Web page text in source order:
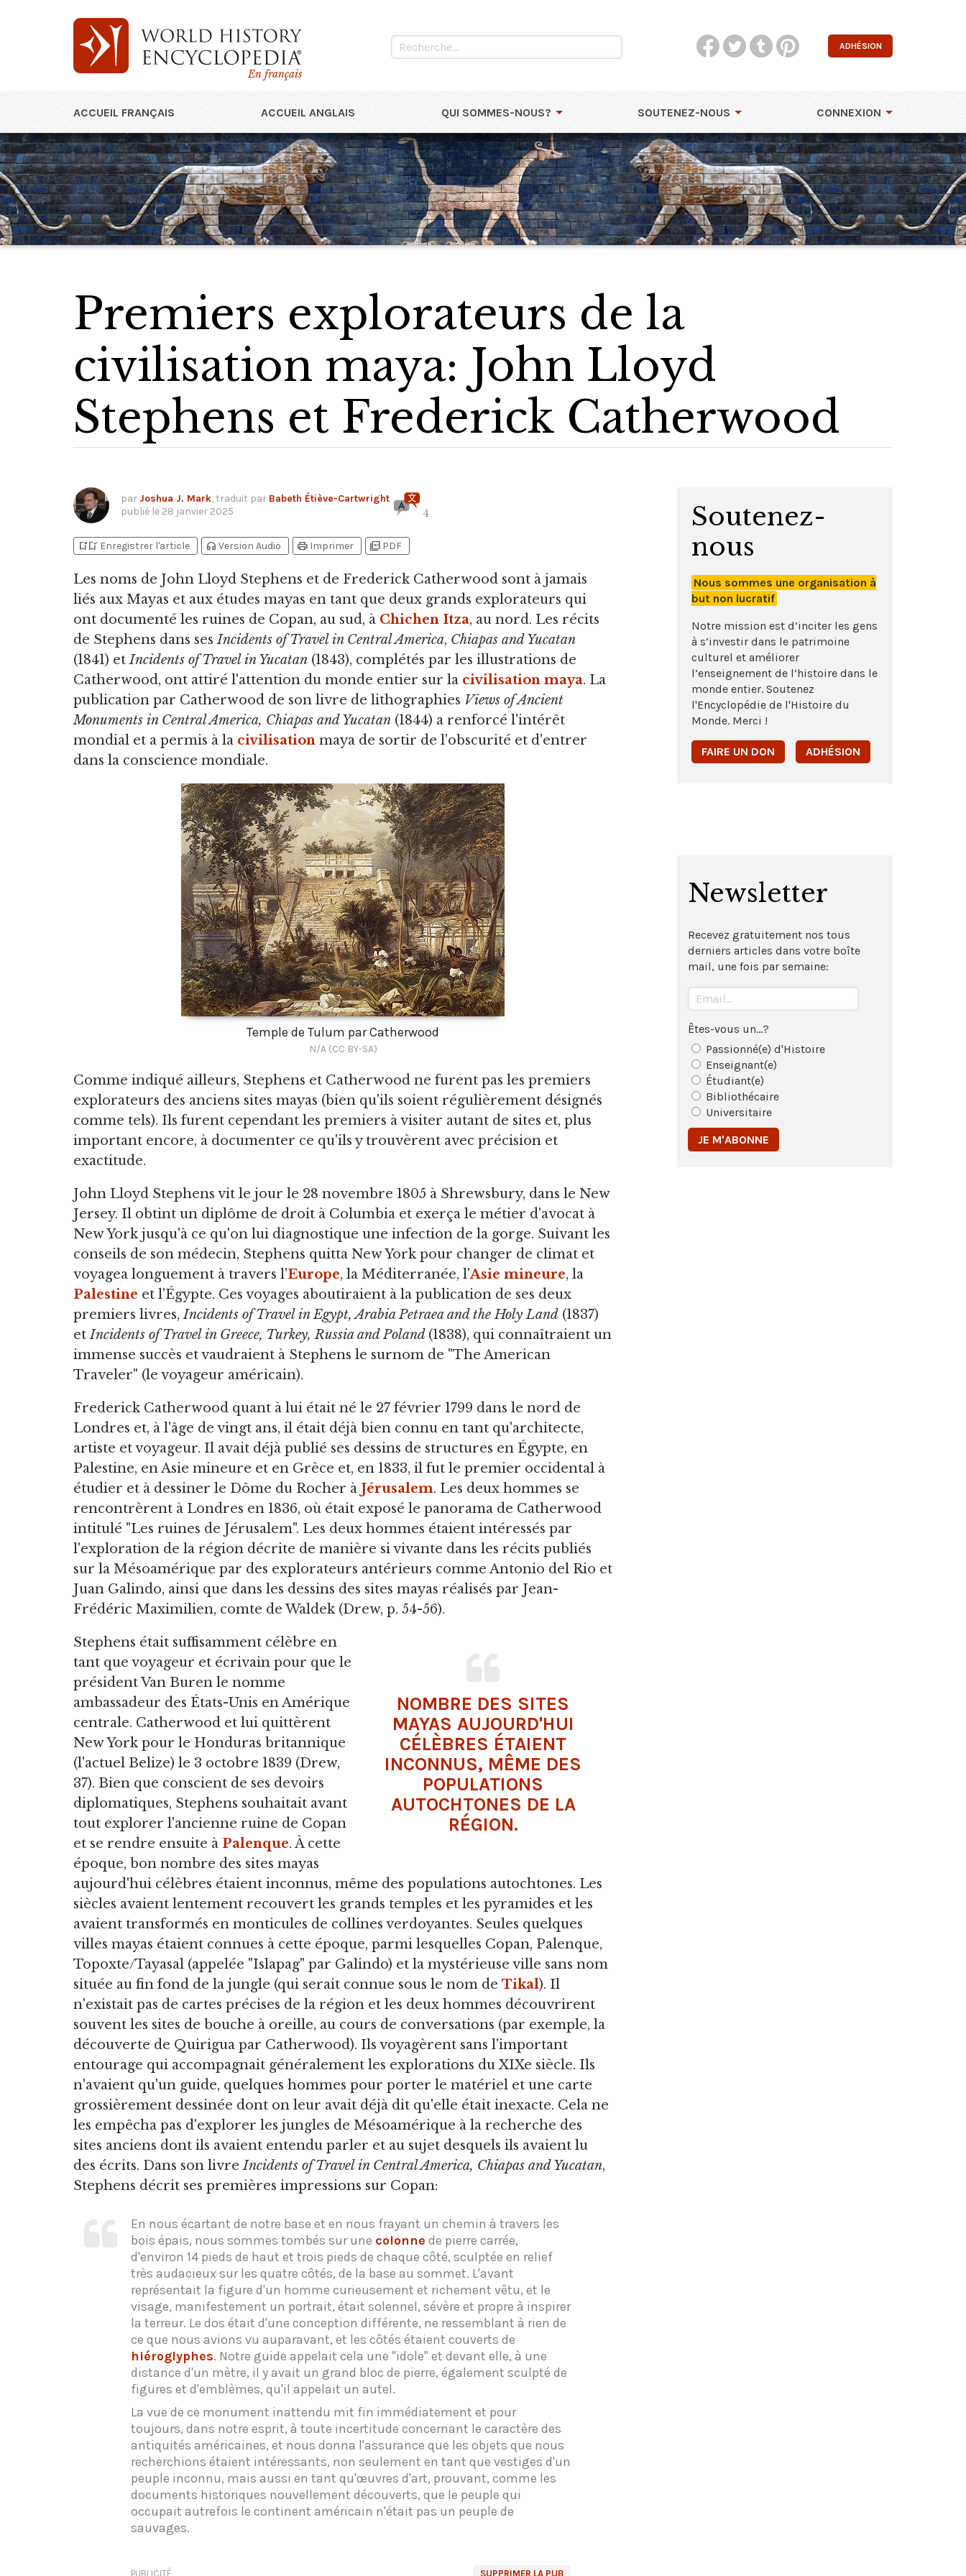
En français
ADHÉSION
ACCUEIL FRANÇAIS ACCUEIL ANGLAIS QUI SOMMES-NOUS? SOUTENEZ-NOUS CONNEXION
Premiers explorateurs de la
civilisation maya: John Lloyd
Stephens et Frederick Catherwood
par Joshua J. Mark, traduit par Babeth Étiève-Cartwright
publié le 28 janvier 2025 4
bookmark_addbookmark_added Enregistrer l'article headphones Version Audio print Imprimer picture_as_pdf PDF
Les noms de John Lloyd Stephens et de Frederick Catherwood sont à jamais
liés aux Mayas et aux études mayas en tant que deux grands explorateurs qui
ont documenté les ruines de Copan, au sud, à Chichen Itza, au nord. Les récits
de Stephens dans sesIncidents of Travel in Central America, Chiapas and Yucatan
(1841) etIncidents of Travel in Yucatan (1843), complétés par les illustrations de
Catherwood, ont attiré l'attention du monde entier sur la civilisation maya. La
publication par Catherwood de son livre de lithographies Views of Ancient
Monuments in Central America, Chiapas and Yucatan (1844) a renforcé l'intérêt
mondial et a permis à la civilisation maya de sortir de l'obscurité et d'entrer
dans la conscience mondiale.
Temple de Tulum par Catherwood
N/A (CC BY-SA)
Comme indiqué ailleurs, Stephens et Catherwood ne furent pas les premiers
explorateurs des anciens sites mayas (bien qu'ils soient régulièrement désignés
comme tels). Ils furent cependant les premiers à visiter autant de sites et, plus
important encore, à documenter ce qu'ils y trouvèrent avec précision et
exactitude.
John Lloyd Stephens vit le jour le 28 novembre 1805 à Shrewsbury, dans le New
Jersey. Il obtint un diplôme de droit à Columbia et exerça le métier d'avocat à
New York jusqu'à ce qu'on lui diagnostique une infection de la gorge. Suivant les
conseils de son médecin, Stephens quitta New York pour changer de climat et
voyagea longuement à travers l'Europe, la Méditerranée, l'Asie mineure, la
Palestine et l'Égypte. Ces voyages aboutiraient à la publication de ses deux
premiers livres,Incidents of Travel in Egypt, Arabia Petraea and the Holy Land (1837)
etIncidents of Travel in Greece, Turkey, Russia and Poland (1838), qui connaîtraient un
immense succès et vaudraient à Stephens le surnom de "The American
Traveler" (le voyageur américain).
Frederick Catherwood quant à lui était né le 27 février 1799 dans le nord de
Londres et, à l'âge de vingt ans, il était déjà bien connu en tant qu'architecte,
artiste et voyageur. Il avait déjà publié ses dessins de structures en Égypte, en
Palestine, en Asie mineure et en Grèce et, en 1833, il fut le premier occidental à
étudier et à dessiner le Dôme du Rocher à Jérusalem. Les deux hommes se
rencontrèrent à Londres en 1836, où était exposé le panorama de Catherwood
intitulé "Les ruines de Jérusalem". Les deux hommes étaient intéressés par
l'exploration de la région décrite de manière si vivante dans les récits publiés
sur la Mésoamérique par des explorateurs antérieurs comme Antonio del Rio et
Juan Galindo, ainsi que dans les dessins des sites mayas réalisés par Jean-
Frédéric Maximilien, comte de Waldek (Drew, p. 54-56).
NOMBRE DES SITES
MAYAS AUJOURD'HUI
CÉLÈBRES ÉTAIENT
INCONNUS, MÊME DES
POPULATIONS
AUTOCHTONES DE LA
RÉGION.
Stephens était suffisamment célèbre en
tant que voyageur et écrivain pour que le
président Van Buren le nomme
ambassadeur des États-Unis en Amérique
centrale. Catherwood et lui quittèrent
New York pour le Honduras britannique
(l'actuel Belize) le 3 octobre 1839 (Drew,
37). Bien que conscient de ses devoirs
diplomatiques, Stephens souhaitait avant
tout explorer l'ancienne ruine de Copan
et se rendre ensuite à Palenque. À cette
époque, bon nombre des sites mayas
aujourd'hui célèbres étaient inconnus, même des populations autochtones. Les
siècles avaient lentement recouvert les grands temples et les pyramides et les
avaient transformés en monticules de collines verdoyantes. Seules quelques
villes mayas étaient connues à cette époque, parmi lesquelles Copan, Palenque,
Topoxte/Tayasal (appelée "Islapag" par Galindo) et la mystérieuse ville sans nom
située au fin fond de la jungle (qui serait connue sous le nom de Tikal). Il
n'existait pas de cartes précises de la région et les deux hommes découvrirent
souvent les sites de bouche à oreille, au cours de conversations (par exemple, la
découverte de Quirigua par Catherwood). Ils voyagèrent sans l'important
entourage qui accompagnait généralement les explorations du XIXe siècle. Ils
n'avaient qu'un guide, quelques hommes pour porter le matériel et une carte
grossièrement dessinée dont on leur avait déjà dit qu'elle était inexacte. Cela ne
les empêcha pas d'explorer les jungles de Mésoamérique à la recherche des
sites anciens dont ils avaient entendu parler et au sujet desquels ils avaient lu
des écrits. Dans son livreIncidents of Travel in Central America, Chiapas and Yucatan,
Stephens décrit ses premières impressions sur Copan:
En nous écartant de notre base et en nous frayant un chemin à travers les
bois épais, nous sommes tombés sur une colonne de pierre carrée,
d'environ 14 pieds de haut et trois pieds de chaque côté, sculptée en relief
très audacieux sur les quatre côtés, de la base au sommet. L'avant
représentait la figure d'un homme curieusement et richement vêtu, et le
visage, manifestement un portrait, était solennel, sévère et propre à inspirer
la terreur. Le dos était d'une conception différente, ne ressemblant à rien de
ce que nous avions vu auparavant, et les côtés étaient couverts de
hiéroglyphes. Notre guide appelait cela une "idole" et devant elle, à une
distance d'un mètre, il y avait un grand bloc de pierre, également sculpté de
figures et d'emblèmes, qu'il appelait un autel.
La vue de ce monument inattendu mit fin immédiatement et pour
toujours, dans notre esprit, à toute incertitude concernant le caractère des
antiquités américaines, et nous donna l'assurance que les objets que nous
recherchions étaient intéressants, non seulement en tant que vestiges d'un
peuple inconnu, mais aussi en tant qu'œuvres d'art, prouvant, comme les
documents historiques nouvellement découverts, que le peuple qui
occupait autrefois le continent américain n'était pas un peuple de
sauvages.
SUPPRIMER LA PUB
PUBLICITÉ
Soutenez-
nous
Nous sommes une organisation à
but non lucratif
Notre mission est d’inciter les gens
à s’investir dans le patrimoine
culturel et améliorer
l’enseignement de l’histoire dans le
monde entier. Soutenez
l'Encyclopédie de l'Histoire du
Monde. Merci !
FAIRE UN DON ADHÉSION
Newsletter
Recevez gratuitement nos tous
derniers articles dans votre boîte
mail, une fois par semaine:
Êtes-vous un...?
Passionné(e) d'Histoire
Enseignant(e)
Étudiant(e)
Bibliothécaire
Universitaire